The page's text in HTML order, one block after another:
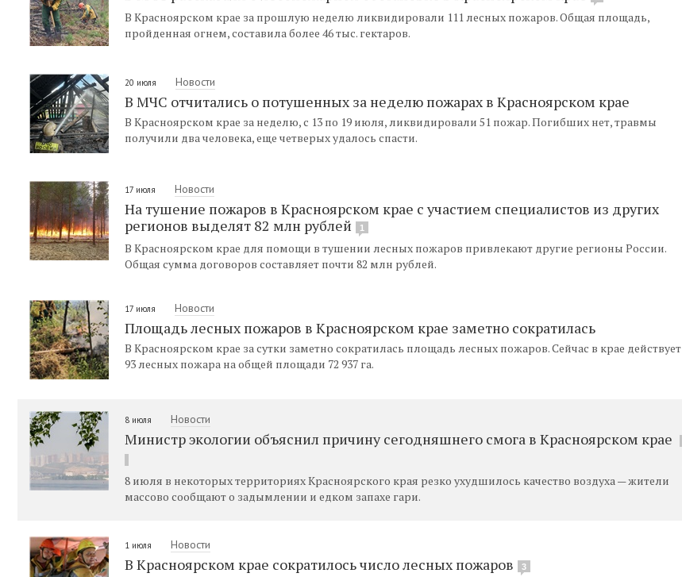
В Красноярском крае за прошлую неделю ликвидировали 111 лесных пожаров. Общая площадь,
пройденная огнем, составила более 46 тыс. гектаров.
20 июля Новости
В МЧС отчитались о потушенных за неделю пожарах в Красноярском крае
В Красноярском крае за неделю, с 13 по 19 июля, ликвидировали 51 пожар. Погибших нет, травмы
получили два человека, еще четверых удалось спасти.
17 июля Новости
На тушение пожаров в Красноярском крае с участием специалистов из других
регионов выделят 82 млн рублей
1
В Красноярском крае для помощи в тушении лесных пожаров привлекают другие регионы России.
Общая сумма договоров составляет почти 82 млн рублей.
17 июля Новости
Площадь лесных пожаров в Красноярском крае заметно сократилась
В Красноярском крае за сутки заметно сократилась площадь лесных пожаров. Сейчас в крае действует
93 лесных пожара на общей площади 72 937 га.
8 июля Новости
Министр экологии объяснил причину сегодняшнего смога в Красноярском крае
8 июля в некоторых территориях Красноярского края резко ухудшилось качество воздуха — жители
массово сообщают о задымлении и едком запахе гари.
1 июля Новости
В Красноярском крае сократилось число лесных пожаров 3